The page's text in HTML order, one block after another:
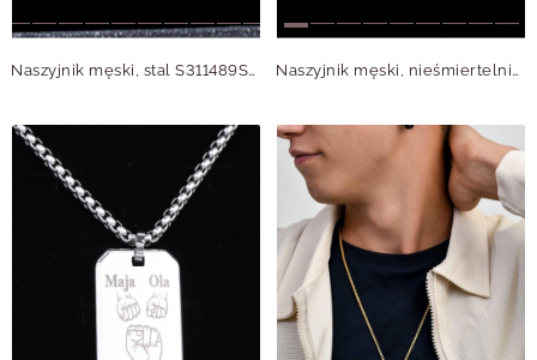
Naszyjnik męski, stal S311489S00 Naszyjnik męski, nieśmiertelnik, stal pozłacana S311496Z00